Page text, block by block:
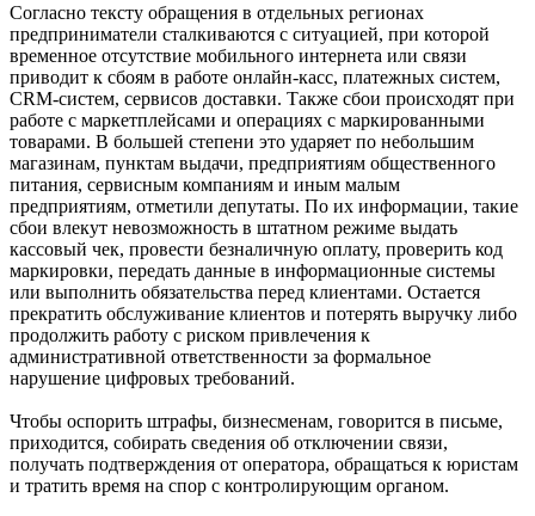
Согласно тексту обращения в отдельных регионах
предприниматели сталкиваются с ситуацией, при которой
временное отсутствие мобильного интернета или связи
приводит к сбоям в работе онлайн-касс, платежных систем,
CRM-систем, сервисов доставки. Также сбои происходят при
работе с маркетплейсами и операциях с маркированными
товарами. В большей степени это ударяет по небольшим
магазинам, пунктам выдачи, предприятиям общественного
питания, сервисным компаниям и иным малым
предприятиям, отметили депутаты. По их информации, такие
сбои влекут невозможность в штатном режиме выдать
кассовый чек, провести безналичную оплату, проверить код
маркировки, передать данные в информационные системы
или выполнить обязательства перед клиентами. Остается
прекратить обслуживание клиентов и потерять выручку либо
продолжить работу с риском привлечения к
административной ответственности за формальное
нарушение цифровых требований.
Чтобы оспорить штрафы, бизнесменам, говорится в письме,
приходится, собирать сведения об отключении связи,
получать подтверждения от оператора, обращаться к юристам
и тратить время на спор с контролирующим органом.